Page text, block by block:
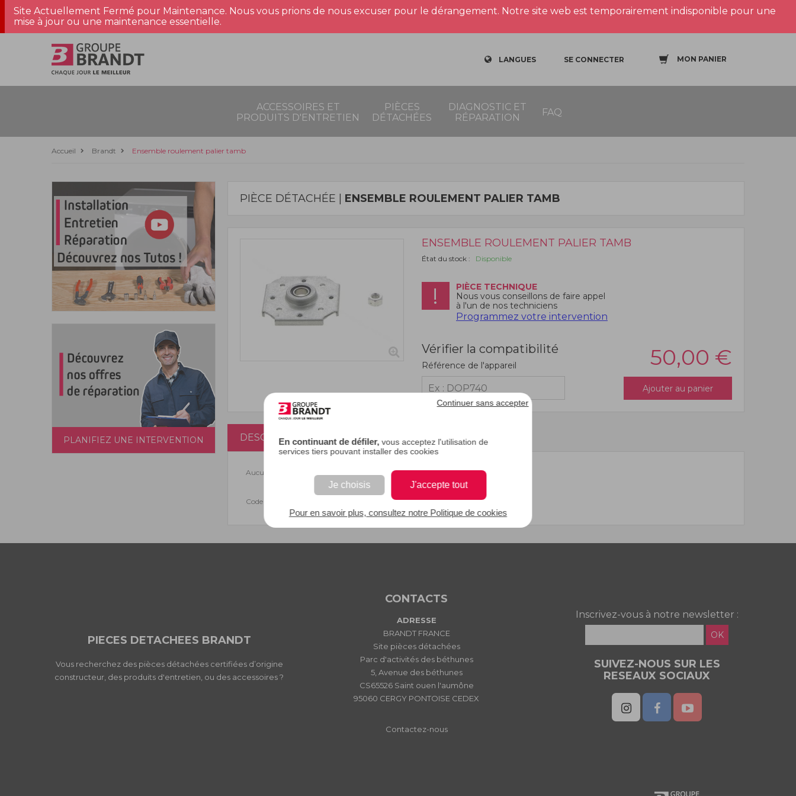
En continuant de défiler, vous acceptez l'utilisation de
services tiers pouvant installer des cookies
Je choisis J'accepte tout
Continuer sans accepter
Pour en savoir plus, consultez notre Politique de cookies
Site Actuellement Fermé pour Maintenance. Nous vous prions de nous excuser pour le dérangement. Notre site web est temporairement indisponible pour une
mise à jour ou une maintenance essentielle.
LANGUES SE CONNECTER MON PANIER
ACCESSOIRES ET
PRODUITS D'ENTRETIEN
PIÈCES
DÉTACHÉES
DIAGNOSTIC ET
RÉPARATION
FAQ
Accueil Brandt Ensemble roulement palier tamb
PLANIFIEZ UNE INTERVENTION
PIÈCE DÉTACHÉE | ENSEMBLE ROULEMENT PALIER TAMB
ENSEMBLE ROULEMENT PALIER TAMB
État du stock : Disponible
PIÈCE TECHNIQUE
Nous vous conseillons de faire appel
à l'un de nos techniciens
Programmez votre intervention
Vérifier la compatibilité
Référence de l'appareil 50,00 €
Ajouter au panier
DESCRIPTION
Aucune description.
Code EAN : 3251431042931
PIECES DETACHEES BRANDT
Vous recherchez des pièces détachées certifiées d’origine
constructeur, des produits d'entretien, ou des accessoires ?
CONTACTS
ADRESSE
BRANDT FRANCE
Site pièces détachées
Parc d'activités des béthunes
5, Avenue des béthunes
CS65526 Saint ouen l'aumône
95060 CERGY PONTOISE CEDEX
Contactez-nous
Inscrivez-vous à notre newsletter :
OK
SUIVEZ-NOUS SUR LES
RESEAUX SOCIAUX